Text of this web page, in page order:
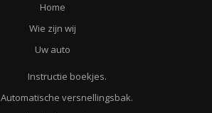
Home
Wie zijn wij
Uw auto
Instructie boekjes.
Automatische versnellingsbak.